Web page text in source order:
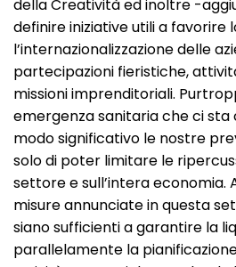
della Creatività ed inoltre -
definire iniziative utili a favorire
l’internazionalizzazione delle
partecipazioni fieristiche,
missioni imprenditoriali.
emergenza sanitaria che ci sta
modo significativo le nostre
solo di poter limitare le
settore e sull’intera economia.
misure annunciate in questa
siano sufficienti a garantire la
parallelamente la